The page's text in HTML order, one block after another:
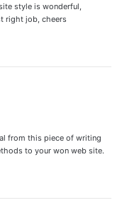
style is wonderful,
right job, cheers
from this piece of writing
to your won web site.